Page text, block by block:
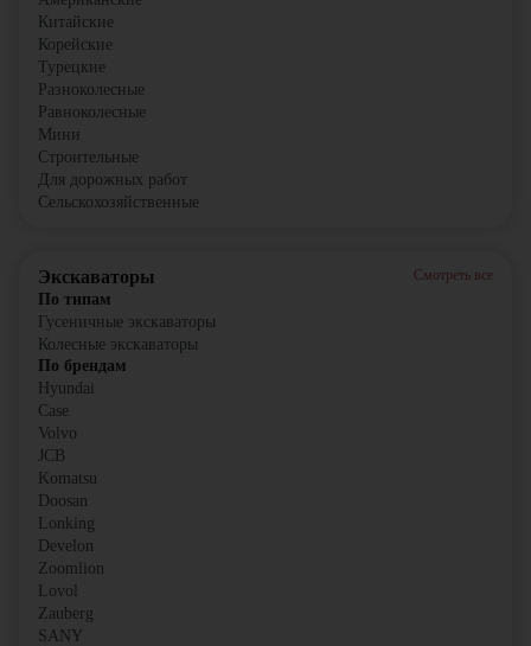
Китайские
Корейские
Турецкие
Разноколесные
Равноколесные
Мини
Строительные
Для дорожных работ
Сельскохозяйственные
Экскаваторы Смотреть все
По типам
Гусеничные экскаваторы
Колесные экскаваторы
По брендам
Hyundai
Case
Volvo
JCB
Komatsu
Doosan
Lonking
Develon
Zoomlion
Lovol
Zauberg
SANY